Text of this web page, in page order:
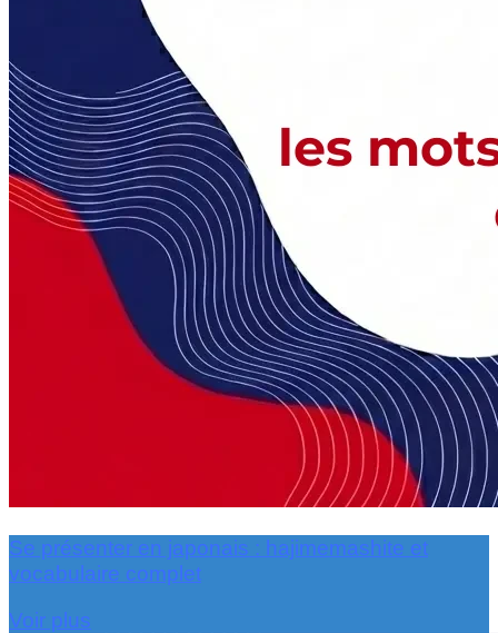
Se présenter en japonais : hajimemashite et
vocabulaire complet
Voir plus